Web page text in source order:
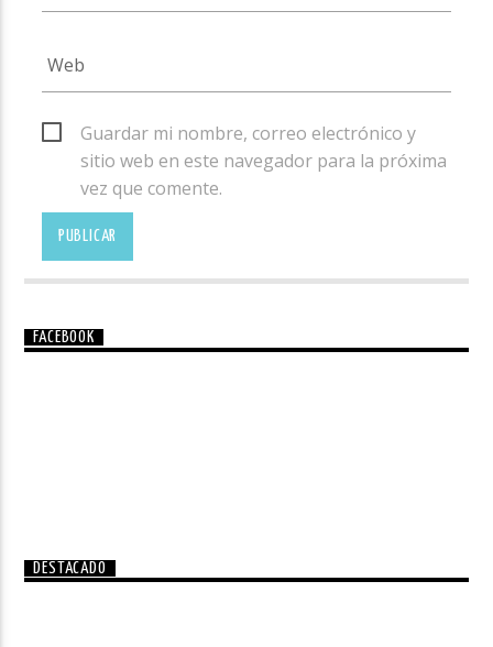
Guardar mi nombre, correo electrónico y
sitio web en este navegador para la próxima
vez que comente.
FACEBOOK
DESTACADO